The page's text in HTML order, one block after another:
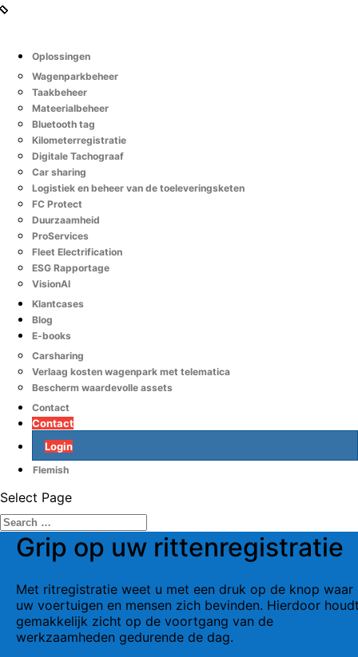
Oplossingen
Wagenparkbeheer
Taakbeheer
Mateerialbeheer
Bluetooth tag
Kilometerregistratie
Digitale Tachograaf
Car sharing
Logistiek en beheer van de toeleveringsketen
FC Protect
Duurzaamheid
ProServices
Fleet Electrification
ESG Rapportage
VisionAI
Klantcases
Blog
E-books
Carsharing
Verlaag kosten wagenpark met telematica
Bescherm waardevolle assets
Contact
Contact
Login
Flemish
Select Page
Grip op uw rittenregistratie
Met ritregistratie weet u met een druk op de knop waar
uw voertuigen en mensen zich bevinden. Hierdoor
gemakkelijk zicht op de voortgang van de
werkzaamheden gedurende de dag.